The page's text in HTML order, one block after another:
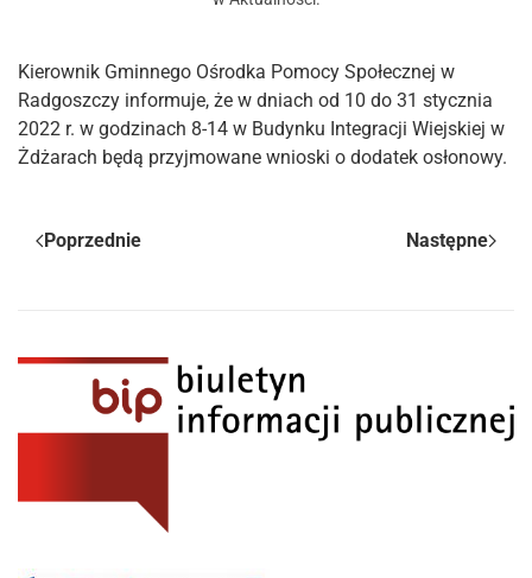
Kierownik Gminnego Ośrodka Pomocy Społecznej w
Radgoszczy informuje, że w dniach od 10 do 31 stycznia
2022 r. w godzinach 8-14 w Budynku Integracji Wiejskiej w
Żdżarach będą przyjmowane wnioski o dodatek osłonowy.
Poprzednie Następne